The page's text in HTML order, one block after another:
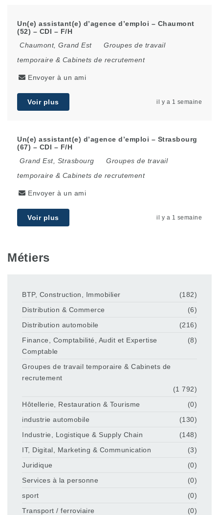
Un(e) assistant(e) d’agence d’emploi – Chaumont
(52) – CDI – F/H
Chaumont, Grand Est
Groupes de travail
temporaire & Cabinets de recrutement
Envoyer à un ami
Voir plus il y a 1 semaine
Un(e) assistant(e) d’agence d’emploi – Strasbourg
(67) – CDI – F/H
Grand Est, Strasbourg
Groupes de travail
temporaire & Cabinets de recrutement
Envoyer à un ami
Voir plus il y a 1 semaine
Métiers
BTP, Construction, Immobilier
(182)
Distribution & Commerce
(6)
Distribution automobile
(216)
Finance, Comptabilité, Audit et Expertise
Comptable
(8)
Groupes de travail temporaire & Cabinets de
recrutement
(1 792)
Hôtellerie, Restauration & Tourisme
(0)
industrie automobile
(130)
Industrie, Logistique & Supply Chain
(148)
IT, Digital, Marketing & Communication
(3)
Juridique
(0)
Services à la personne
(0)
sport
(0)
Transport / ferroviaire
(0)